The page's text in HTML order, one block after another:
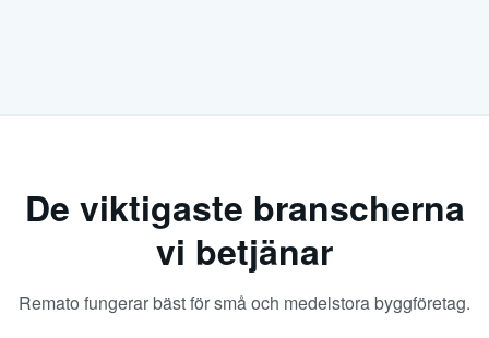
De viktigaste branscherna
vi betjänar
Remato fungerar bäst för små och medelstora byggföretag.